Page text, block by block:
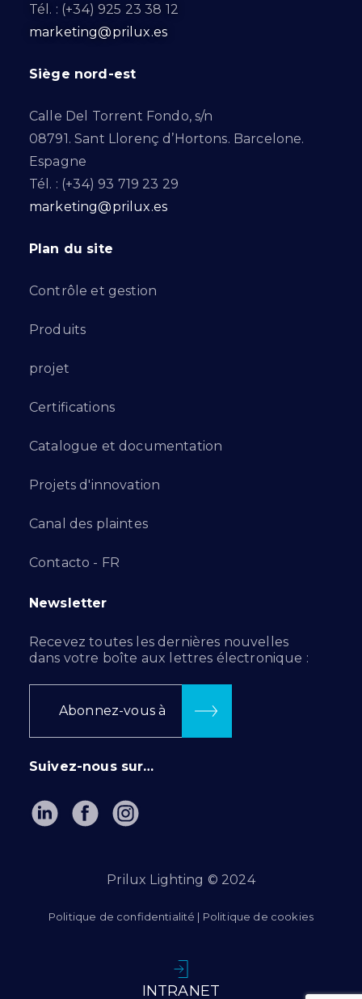
Tél. : (+34) 925 23 38 12
marketing@prilux.es
Siège nord-est
Calle Del Torrent Fondo, s/n
08791. Sant Llorenç d’Hortons. Barcelone.
Espagne
Tél. : (+34) 93 719 23 29
marketing@prilux.es
Plan du site
Contrôle et gestion
Produits
projet
Certifications
Catalogue et documentation
Projets d'innovation
Canal des plaintes
Contacto - FR
Newsletter
Recevez toutes les dernières nouvelles
dans votre boîte aux lettres électronique :
Abonnez-vous à
Suivez-nous sur…
Prilux Lighting © 2024
Politique de confidentialité | Politique de cookies
INTRANET